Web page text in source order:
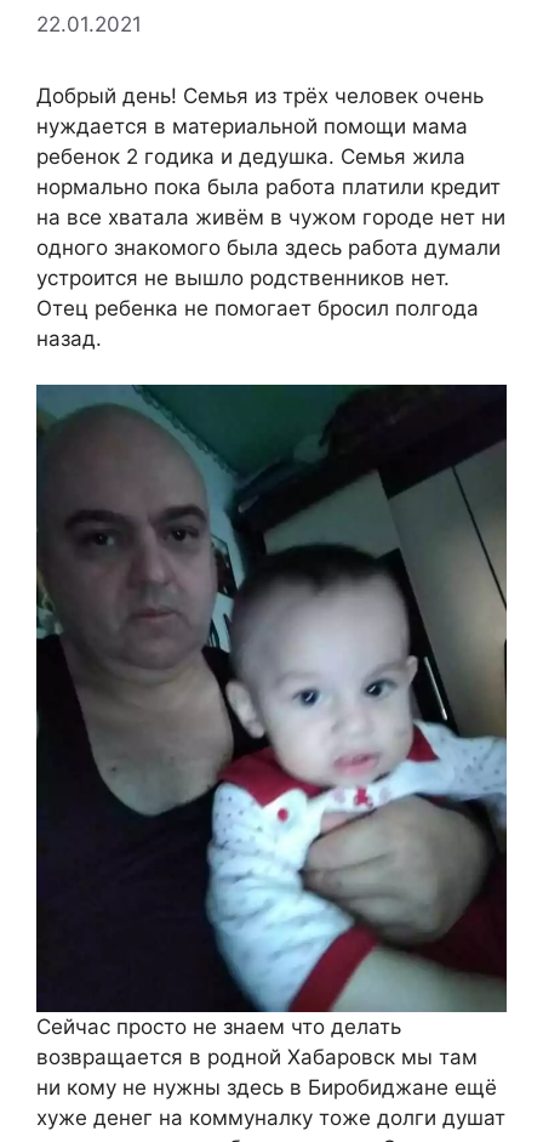
22.01.2021
Добрый день! Семья из трёх человек очень
нуждается в материальной помощи мама
ребенок 2 годика и дедушка. Семья жила
нормально пока была работа платили кредит
на все хватала живём в чужом городе нет ни
одного знакомого была здесь работа думали
устроится не вышло родственников нет.
Отец ребенка не помогает бросил полгода
назад.
Сейчас просто не знаем что делать
возвращается в родной Хабаровск мы там
ни кому не нужны здесь в Биробиджане ещё
хуже денег на коммуналку тоже долги душат